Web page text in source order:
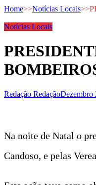
Home>>Notícias Locais>>
Notícias Locais
Redação RedaçãoDezembro
Na noite de Natal o
Candoso, e pelas